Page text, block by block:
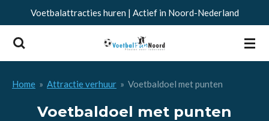
naar
de
hoofdinhoud
Voetbalattracties huren | Actief in Noord-Nederland
Home » Attractie verhuur » Voetbaldoel met punten
Voetbaldoel met punten